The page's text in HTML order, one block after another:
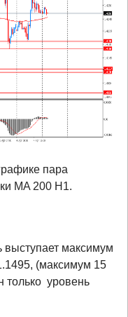
пара
MA 200 H1.
выступает максимум
(максимум 15
только уровень